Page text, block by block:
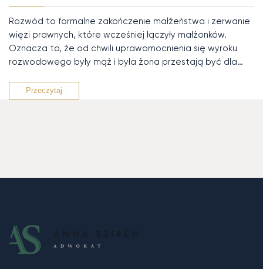
Rozwód to formalne zakończenie małżeństwa i zerwanie
więzi prawnych, które wcześniej łączyły małżonków.
Oznacza to, że od chwili uprawomocnienia się wyroku
rozwodowego były mąż i była żona przestają być dla…
Przeczytaj